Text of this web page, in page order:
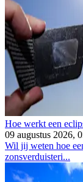
Hoe werkt een
09 augustus 2026,
Wil jij weten hoe
zonsverduisteri...